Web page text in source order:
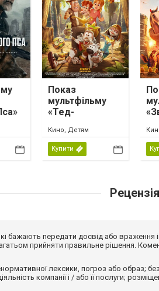
Показ
мультфільму
«Тед-
магічна лампа»
Кино, Детям
Купити
Рецензія
бажають передати досвід або
прийняти правильне рішення.
лексики, погроз або образ;
компанії і / або її послуги;